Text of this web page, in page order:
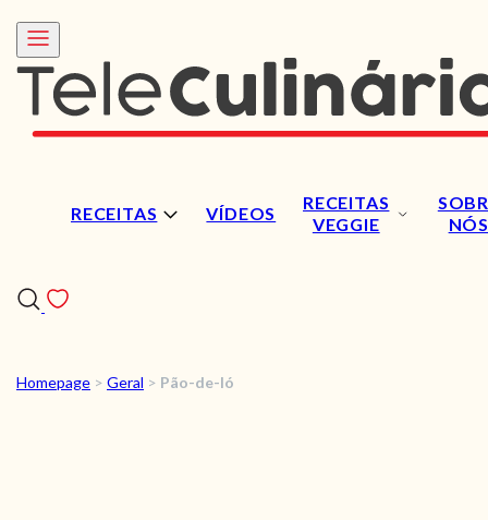
RECEITAS VÍDEOS
RECEITAS
VEGGIE
NÓS
RECEITAS
Homepage > Geral > Pão-de-ló